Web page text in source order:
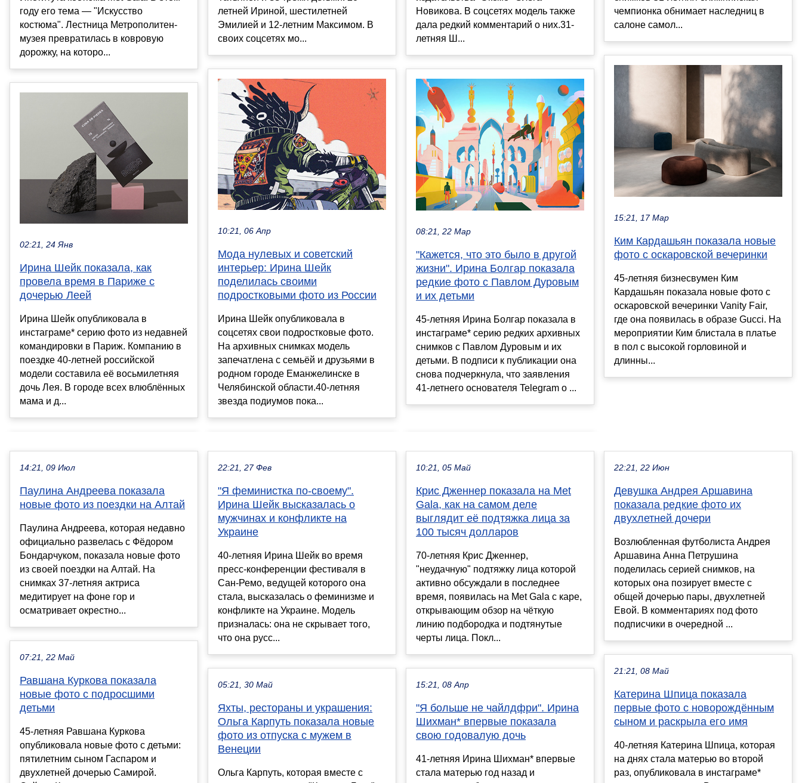
году его тема — "Искусство
костюма". Лестница Метрополитен-
музея превратилась в ковровую
дорожку, на которо...
02:21, 24 Янв
Ирина Шейк показала, как
провела время в Париже с
дочерью Леей
Ирина Шейк опубликовала в
инстаграме* серию фото из недавней
командировки в Париж. Компанию в
поездке 40-летней российской
модели составила её восьмилетняя
дочь Лея. В городе всех влюблённых
мама и д...
летней Ириной, шестилетней
Эмилией и 12-летним Максимом. В
своих соцсетях мо...
10:21, 06 Апр
Мода нулевых и советский
интерьер: Ирина Шейк
поделилась своими
подростковыми фото из России
Ирина Шейк опубликовала в
соцсетях свои подростковые фото.
На архивных снимках модель
запечатлена с семьёй и друзьями в
родном городе Еманжелинске в
Челябинской области.40-летняя
звезда подиумов пока...
Новикова. В соцсетях модель также
дала редкий комментарий о них.31-
летняя Ш...
08:21, 22 Мар
"Кажется, что это было в другой
жизни". Ирина Болгар показала
редкие фото с Павлом Дуровым
и их детьми
45-летняя Ирина Болгар показала в
инстаграме* серию редких архивных
снимков с Павлом Дуровым и их
детьми. В подписи к публикации она
снова подчеркнула, что заявления
41-летнего основателя Telegram о ...
чемпионка обнимает наследниц в
салоне самол...
15:21, 17 Мар
Ким Кардашьян показала новые
фото с оскаровской вечеринки
45-летняя бизнесвумен Ким
Кардашьян показала новые фото с
оскаровской вечеринки Vanity Fair,
где она появилась в образе Gucci. На
мероприятии Ким блистала в платье
в пол с высокой горловиной и
длинны...
14:21, 09 Июл
Паулина Андреева показала
новые фото из поездки на Алтай
Паулина Андреева, которая недавно
официально развелась с Фёдором
Бондарчуком, показала новые фото
из своей поездки на Алтай. На
снимках 37-летняя актриса
медитирует на фоне гор и
осматривает окрестно...
07:21, 22 Май
Равшана Куркова показала
новые фото с подросшими
детьми
45-летняя Равшана Куркова
опубликовала новые фото с детьми:
пятилетним сыном Гаспаром и
двухлетней дочерью Самирой.
22:21, 27 Фев
"Я феминистка по-своему".
Ирина Шейк высказалась о
мужчинах и конфликте на
Украине
40-летняя Ирина Шейк во время
пресс-конференции фестиваля в
Сан-Ремо, ведущей которого она
стала, высказалась о феминизме и
конфликте на Украине. Модель
призналась: она не скрывает того,
что она русс...
05:21, 30 Май
Яхты, рестораны и украшения:
Ольга Карпуть показала новые
фото из отпуска с мужем в
Венеции
Ольга Карпуть, которая вместе с
10:21, 05 Май
Крис Дженнер показала на Met
Gala, как на самом деле
выглядит её подтяжка лица за
100 тысяч долларов
70-летняя Крис Дженнер,
"неудачную" подтяжку лица которой
активно обсуждали в последнее
время, появилась на Met Gala с каре,
открывающим обзор на чёткую
линию подбородка и подтянутые
черты лица. Покл...
15:21, 08 Апр
"Я больше не чайлдфри". Ирина
Шихман* впервые показала
свою годовалую дочь
41-летняя Ирина Шихман* впервые
стала матерью год назад и
22:21, 22 Июн
Девушка Андрея Аршавина
показала редкие фото их
двухлетней дочери
Возлюбленная футболиста Андрея
Аршавина Анна Петрушина
поделилась серией снимков, на
которых она позирует вместе с
общей дочерью пары, двухлетней
Евой. В комментариях под фото
подписчики в очередной ...
21:21, 08 Май
Катерина Шпица показала
первые фото с новорождённым
сыном и раскрыла его имя
40-летняя Катерина Шпица, которая
на днях стала матерью во второй
раз, опубликовала в инстаграме*